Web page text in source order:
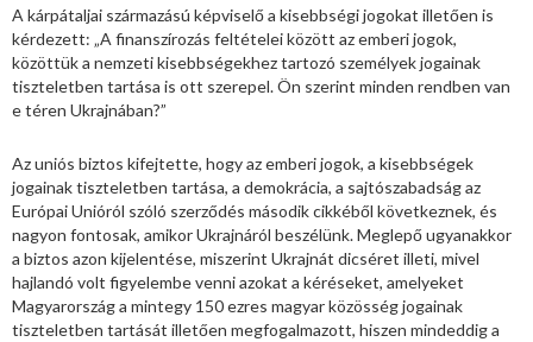
A kárpátaljai származású képviselő a kisebbségi jogokat illetően is
kérdezett: „A finanszírozás feltételei között az emberi jogok,
közöttük a nemzeti kisebbségekhez tartozó személyek jogainak
tiszteletben tartása is ott szerepel. Ön szerint minden rendben van
e téren Ukrajnában?”
Az uniós biztos kifejtette, hogy az emberi jogok, a kisebbségek
jogainak tiszteletben tartása, a demokrácia, a sajtószabadság az
Európai Unióról szóló szerződés második cikkéből következnek, és
nagyon fontosak, amikor Ukrajnáról beszélünk. Meglepő ugyanakkor
a biztos azon kijelentése, miszerint Ukrajnát dicséret illeti, mivel
hajlandó volt figyelembe venni azokat a kéréseket, amelyeket
Magyarország a mintegy 150 ezres magyar közösség jogainak
tiszteletben tartását illetően megfogalmazott, hiszen mindeddig a